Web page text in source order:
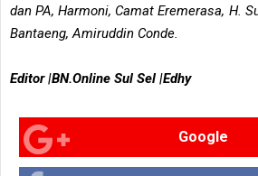
dan PA, Harmoni, Camat Eremerasa, H.
Bantaeng, Amiruddin Conde.
Editor |BN.Online Sul Sel |Edhy
Google